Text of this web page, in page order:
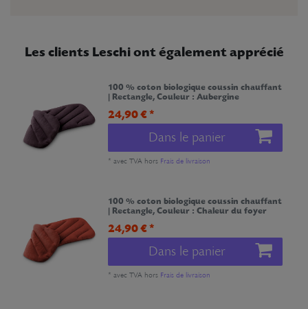
Les clients Leschi ont également apprécié
100 % coton biologique coussin chauffant
| Rectangle, Couleur : Aubergine
24,90 € *
Dans le panier
*avec TVA hors Frais de livraison
100 % coton biologique coussin chauffant
| Rectangle, Couleur : Chaleur du foyer
24,90 € *
Dans le panier
*avec TVA hors Frais de livraison